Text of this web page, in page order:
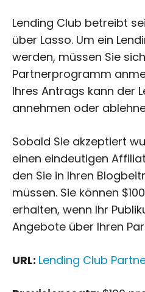
Lending Club betreibt
über Lasso. Um ein
werden, müssen Sie
Partnerprogramm
Ihres Antrags kann der
annehmen oder
Sobald Sie akzeptiert
einen eindeutigen
den Sie in Ihren
müssen. Sie können
erhalten, wenn Ihr
Angebote über Ihren
URL: Lending Club